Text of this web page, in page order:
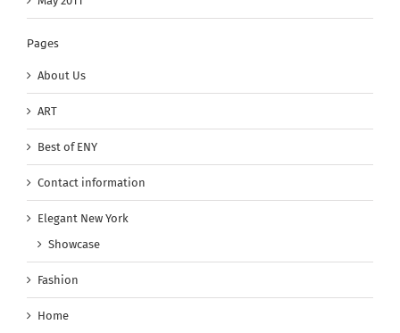
Pages
About Us
ART
Best of ENY
Contact information
Elegant New York
Showcase
Fashion
Home